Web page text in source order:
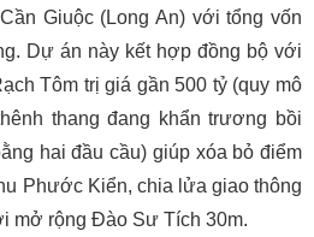
Giuộc (Long An) với tổng vốn
Dự án này kết hợp đồng bộ với
Tôm trị giá gần 500 tỷ (quy mô
thang đang khẩn trương bồi
hai đầu cầu) giúp xóa bỏ điểm
Phước Kiển, chia lửa giao thông
mở rộng Đào Sư Tích 30m.